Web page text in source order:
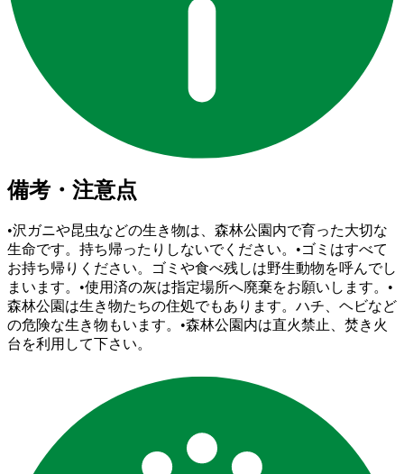
備考・注意点
•沢ガニや昆虫などの生き物は、森林公園内で育った大切な
生命です。持ち帰ったりしないでください。•ゴミはすべて
お持ち帰りください。ゴミや食べ残しは野生動物を呼んでし
まいます。•使用済の灰は指定場所へ廃棄をお願いします。•
森林公園は生き物たちの住処でもあります。ハチ、ヘビなど
の危険な生き物もいます。•森林公園内は直火禁止、焚き火
台を利用して下さい。